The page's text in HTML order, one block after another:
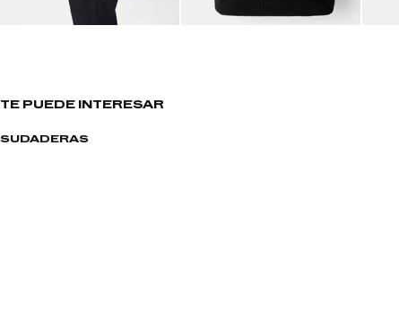
TE PUEDE INTERESAR
SUDADERAS